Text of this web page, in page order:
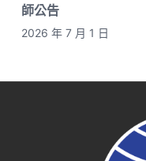
師公告
2026 年 7 月 1 日